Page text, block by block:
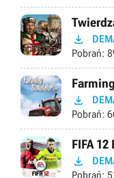

Pobrań:

Pobrań:
FIFA 12

Pobrań: